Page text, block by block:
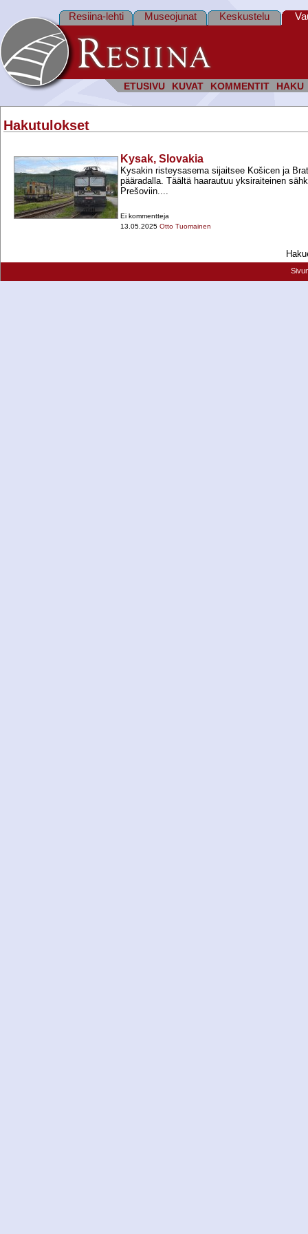
ETUSIVU KUVAT KOMMENTIT HAKU
Resiina-lehti Museojunat Keskustelu
Hakutulokset
Kysak, Slovakia
Kysakin risteysasema sijaitsee Košicen ja
pääradalla. Täältä haarautuu yksiraiteinen
Prešoviin....
Ei kommentteja
13.05.2025 Otto Tuomainen